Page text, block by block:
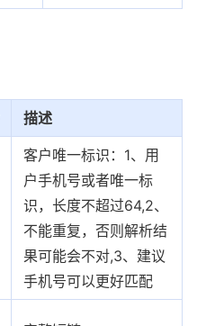
描述
客户唯一标识：1、用
户手机号或者唯一标
识，长度不超过64,2、
不能重复，否则解析结
果可能会不对,3、建议
手机号可以更好匹配